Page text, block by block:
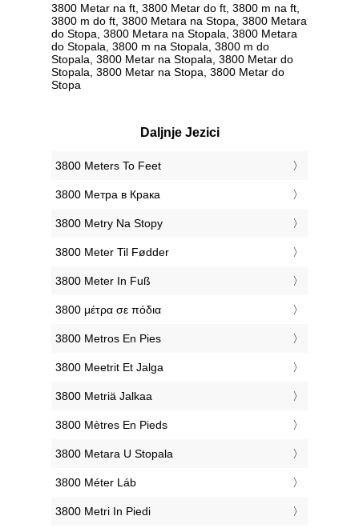
3800 Metar na ft, 3800 Metar do ft, 3800 m na ft,
3800 m do ft, 3800 Metara na Stopa, 3800 Metara
do Stopa, 3800 Metara na Stopala, 3800 Metara
do Stopala, 3800 m na Stopala, 3800 m do
Stopala, 3800 Metar na Stopala, 3800 Metar do
Stopala, 3800 Metar na Stopa, 3800 Metar do
Stopa
Daljnje Jezici
‎3800 Meters To Feet
‎3800 Метра в Крака
‎3800 Metry Na Stopy
‎3800 Meter Til Fødder
‎3800 Meter In Fuß
‎3800 μέτρα σε πόδια
‎3800 Metros En Pies
‎3800 Meetrit Et Jalga
‎3800 Metriä Jalkaa
‎3800 Mètres En Pieds
‎3800 Metara U Stopala
‎3800 Méter Láb
‎3800 Metri In Piedi